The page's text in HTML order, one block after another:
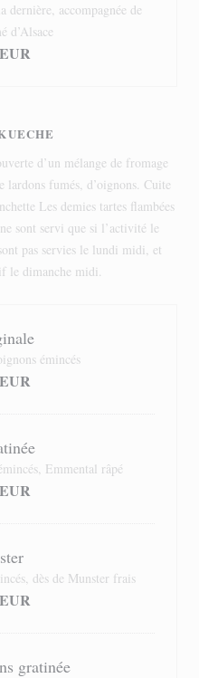
dernière, accompagnée de
d’Alsace
d’un mélange de fromage
lardons fumés, d’oignons. Cuite
Les demies tartes flambées
sont servi que si l’activité le
pas servies le lundi midi, et
le dimanche midi.
émincés
Emmental râpé
dès de Munster frais
gratinée